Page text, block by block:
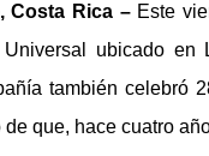
Costa Rica – Este
ubicado en
también celebró
que, hace cuatro